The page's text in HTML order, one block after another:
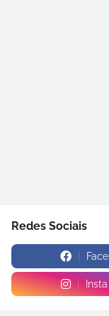
Redes Sociais
Face
Insta